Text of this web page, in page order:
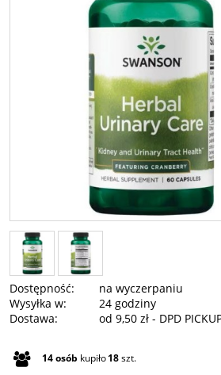
Dostępność:
na wyczerpaniu
Wysyłka w:
24 godziny
Dostawa:
od 9,50 zł - DPD
Cena nie zawiera ewentualnych kosztów
14osób kupiło18szt.